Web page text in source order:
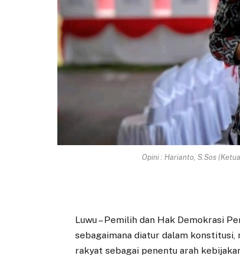
Opini : Harianto, S.Sos
Luwu – Pemilih dan Hak Demokrasi
sebagaimana diatur dalam konstitusi,
rakyat sebagai penentu arah